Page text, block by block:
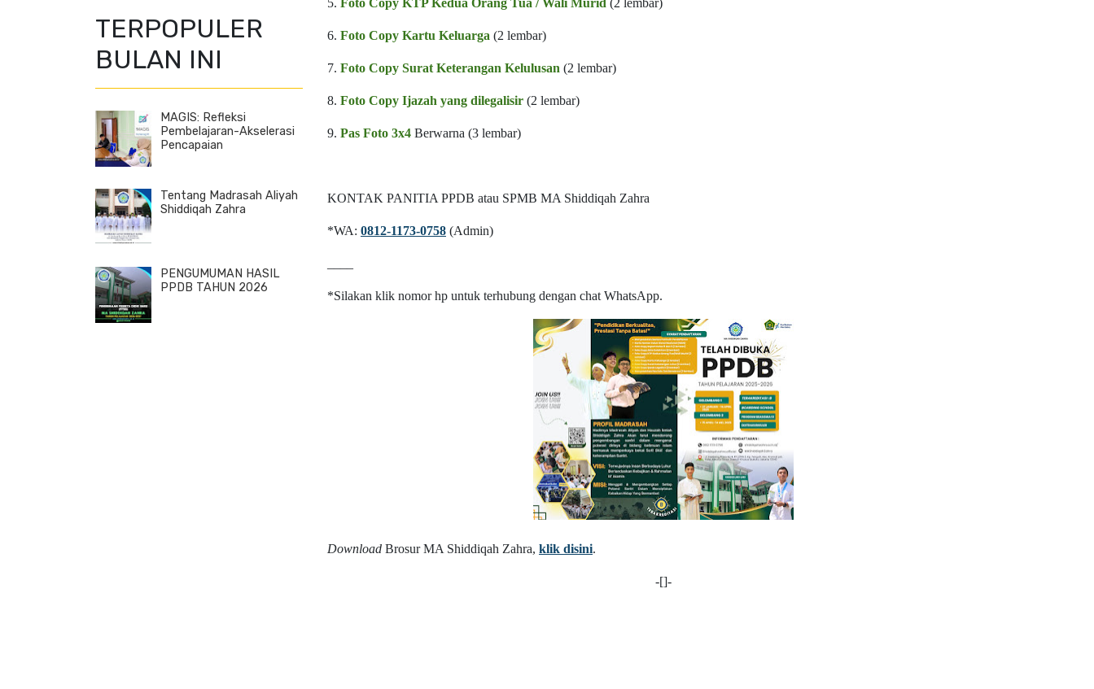
5. Foto Copy KTP Kedua Orang Tua / Wali Murid (2 lembar)
6. Foto Copy Kartu Keluarga (2 lembar)
7. Foto Copy Surat Keterangan Kelulusan (2 lembar)
8. Foto Copy Ijazah yang dilegalisir (2 lembar)
9. Pas Foto 3x4 Berwarna (3 lembar)
KONTAK PANITIA PPDB atau SPMB MA Shiddiqah Zahra
*WA: 0812-1173-0758 (Admin)
*Silakan klik nomor hp untuk terhubung dengan chat WhatsApp.
Download Brosur MA Shiddiqah Zahra, klik disini.
-[]-
TERPOPULER
BULAN INI
MAGIS: Refleksi
Pembelajaran-Akselerasi
Pencapaian
Tentang Madrasah Aliyah
Shiddiqah Zahra
PENGUMUMAN HASIL
PPDB TAHUN 2026